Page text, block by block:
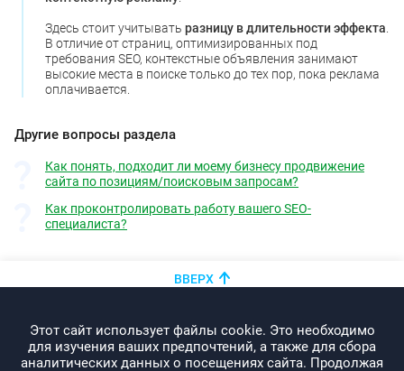
Здесь стоит учитывать разницу в длительности эффекта
В отличие от страниц, оптимизированных под
требования SEO, контекстные объявления занимают
высокие места в поиске только до тех пор, пока реклама
оплачивается.
Другие вопросы раздела
Как понять, подходит ли моему бизнесу продвижение
сайта по позициям/поисковым запросам?
Как проконтролировать работу вашего SEO-
специалиста?
Этот сайт использует файлы cookie. Это необходимо
для изучения ваших предпочтений, а также для сбора
аналитических данных о посещениях сайта. Продолжая
ВВЕРХ
info@promo-webcom.by